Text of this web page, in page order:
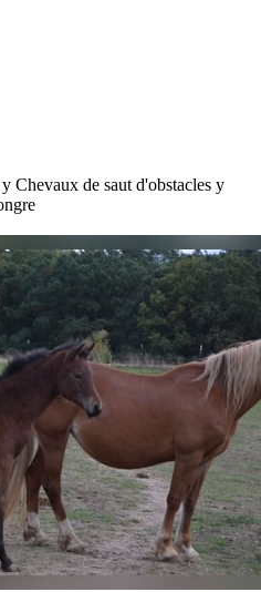
y Chevaux de saut d'obstacles y